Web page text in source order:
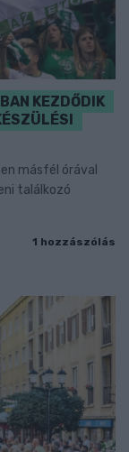
KEZDŐDIK
másfél órával
találkozó
1 hozzászólás